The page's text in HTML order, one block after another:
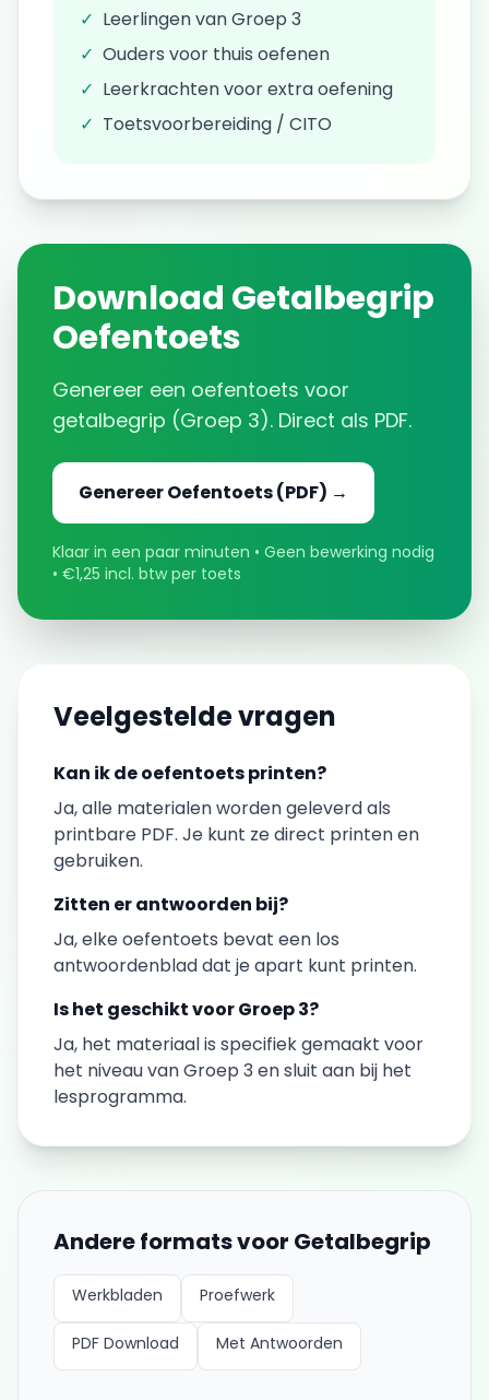
✓ Leerlingen vanGroep 3
✓ Ouders voor thuis oefenen
✓ Leerkrachten voor extra oefening
✓ Toetsvoorbereiding / CITO
Download Getalbegrip
Oefentoets
Genereer een oefentoets voor
getalbegrip (Groep 3). Direct als PDF.
GenereerOefentoets(PDF) →
Klaar in een paar minuten • Geen bewerking nodig
• €1,25 incl. btw per toets
Veelgestelde vragen
Kan ik deoefentoetsprinten?
Ja, alle materialen worden geleverd als
printbare PDF. Je kunt ze direct printen en
gebruiken.
Zitten er antwoorden bij?
Ja, elkeoefentoets bevat een los
antwoordenblad dat je apart kunt printen.
Is het geschikt voorGroep 3?
Ja, het materiaal is specifiek gemaakt voor
het niveau vanGroep 3 en sluit aan bij het
lesprogramma.
Andere formats voor Getalbegrip
Werkbladen Proefwerk
PDF Download Met Antwoorden